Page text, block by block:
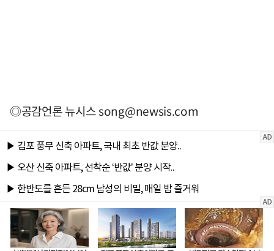
◎공감언론 뉴시스song@newsis.com